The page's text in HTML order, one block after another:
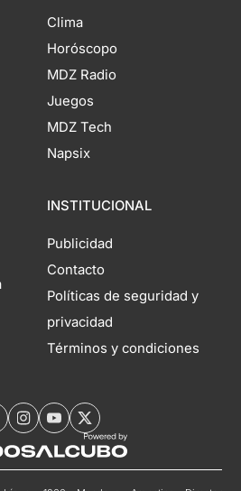
Clima
Horóscopo
MDZ Radio
Juegos
MDZ Tech
Napsix
INSTITUCIONAL
Publicidad
Contacto
Políticas de seguridad y
privacidad
Términos y condiciones